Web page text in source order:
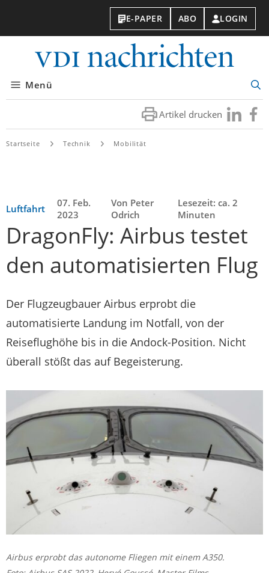
E-PAPER ABO LOGIN
Menü
Artikel drucken Besuchen
Sie
Sie
Startseite Technik Mobilität
Luftfahrt
07. Feb.
2023
Von Peter
Odrich
Lesezeit: ca. 2
Minuten
DragonFly: Airbus testet
den automatisierten Flug
Der Flugzeugbauer Airbus erprobt die
automatisierte Landung im Notfall, von der
Reiseflughöhe bis in die Andock-Position. Nicht
überall stößt das auf Begeisterung.
Airbus erprobt das autonome Fliegen mit einem A350.